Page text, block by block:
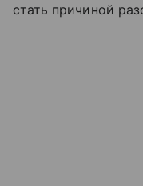
стать причиной